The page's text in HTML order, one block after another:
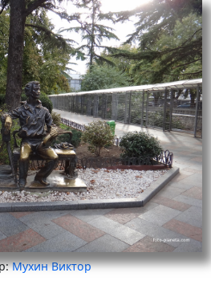
Мухин Виктор